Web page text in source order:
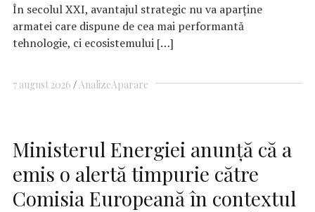
În secolul XXI, avantajul strategic nu va aparține
armatei care dispune de cea mai performantă
tehnologie, ci ecosistemului […]
7 august 2026 AnalizeAparare
Ministerul Energiei anunţă că a
emis o alertă timpurie către
Comisia Europeană în contextul